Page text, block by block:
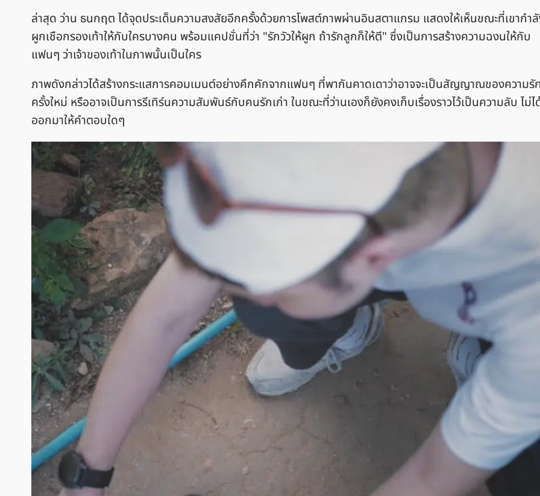
ล่าสุด ว่าน ธนกฤต ได้จุดประเด็นความสงสัยอีกครั้งด้วยการโพสต์ภาพผ่านอินสตาแกรม แสดงให้เห็นขณะที่เขากำ
ผูกเชือกรองเท้าให้กับใครบางคน พร้อมแคปชั่นที่ว่า "รักวัวให้ผูก ถ้ารักลูกก็ให้ตี" ซึ่งเป็นการสร้างความฉงนให้กับ
แฟนๆ ว่าเจ้าของเท้าในภาพนั้นเป็นใคร
ภาพดังกล่าวได้สร้างกระแสการคอมเมนต์อย่างคึกคักจากแฟนๆ ที่พากันคาดเดาว่าอาจจะเป็นสัญญาณของความรั
ครั้งใหม่ หรืออาจเป็นการรีเทิร์นความสัมพันธ์กับคนรักเก่า ในขณะที่ว่านเองก็ยังคงเก็บเรื่องราวไว้เป็นความลับ ไม่ไ
ออกมาให้คำตอบใดๆ